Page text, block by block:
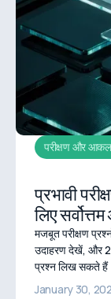
परीक्षण और
प्रभावी
लिए
मजबूत परीक्षण
उदाहरण देखें, और
प्रश्न लिख सकते
January 30,